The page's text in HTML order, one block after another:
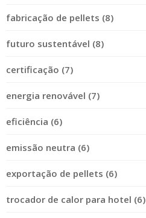
fabricação de pellets (8)
futuro sustentável (8)
certificação (7)
energia renovável (7)
eficiência (6)
emissão neutra (6)
exportação de pellets (6)
trocador de calor para hotel (6)